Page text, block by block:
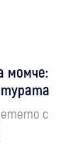
момче:
с